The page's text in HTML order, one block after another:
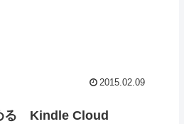
2015.02.09
る Kindle Cloud